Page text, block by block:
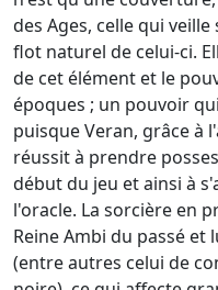
des Ages, celle qui
flot naturel de celui-ci.
de cet élément et le
époques ; un pouvoir
puisque Veran, grâce à
réussit à prendre
début du jeu et ainsi à
l'oracle. La sorcière en
Reine Ambi du passé et
(entre autres celui de